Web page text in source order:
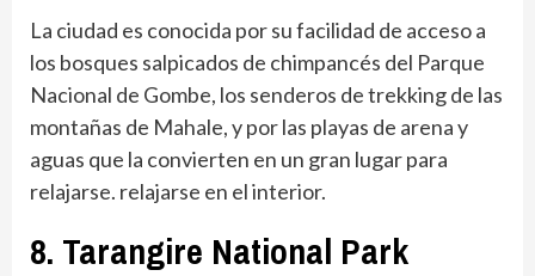
La ciudad es conocida por su facilidad de acceso a
los bosques salpicados de chimpancés del Parque
Nacional de Gombe, los senderos de trekking de las
montañas de Mahale, y por las playas de arena y
aguas que la convierten en un gran lugar para
relajarse. relajarse en el interior.
8. Tarangire National Park